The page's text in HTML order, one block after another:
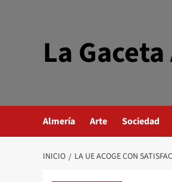
La
Almería Arte Sociedad
INICIO LA UE ACOGE CON